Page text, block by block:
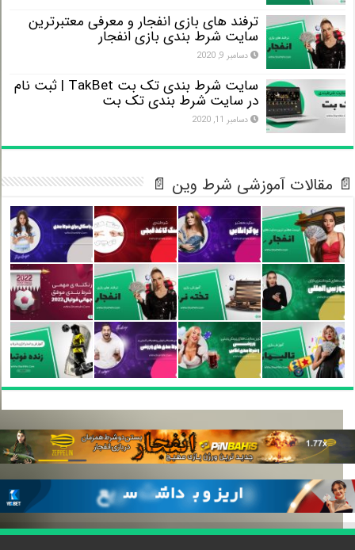
ترفند های بازی انفجار و معرفی معتبرترین
سایت شرط بندی بازی انفجار
دسامبر 9, 2020
سایت شرط بندی تک بت TakBet | ثبت نام
در سایت شرط بندی تک بت
دسامبر 11, 2020
مقالات آموزشی شرط وین 📄